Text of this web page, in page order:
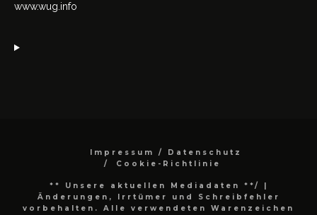
www.wug.info
Impressum / Datenschutz
Cookie-Richtlinie
** Unsere aktuellen Mediadaten **/
|
Änderungen, Irrtümer und Schreibfehler
vorbehalten. Alle verwendeten Warenzeichen